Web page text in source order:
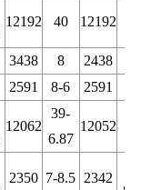
12192 40 12192
3438 8 2438
2591 8-6 2591
12062
39-
6.87
12052
2350 7-8.5 2342